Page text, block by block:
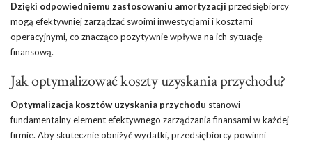
Dzięki odpowiedniemu zastosowaniu amortyzacji przedsiębiorcy
mogą efektywniej zarządzać swoimi inwestycjami i kosztami
operacyjnymi, co znacząco pozytywnie wpływa na ich sytuację
finansową.
Jak optymalizować koszty uzyskania przychodu?
Optymalizacja kosztów uzyskania przychodu stanowi
fundamentalny element efektywnego zarządzania finansami w każdej
firmie. Aby skutecznie obniżyć wydatki, przedsiębiorcy powinni